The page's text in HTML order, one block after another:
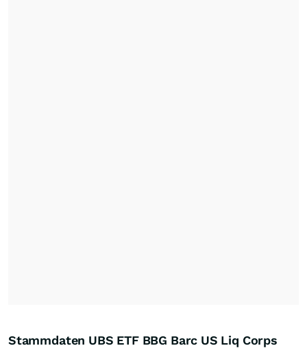
Stammdaten UBS ETF BBG Barc US Liq Corps